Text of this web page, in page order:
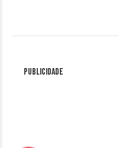
Publicidade